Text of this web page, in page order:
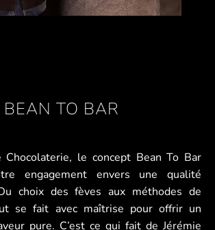
BEAN TO BAR
le concept Bean To Bar
engagement envers une qualité
choix des fèves aux méthodes de
se fait avec maîtrise pour offrir un
pure. C’est ce qui fait de Jérémie